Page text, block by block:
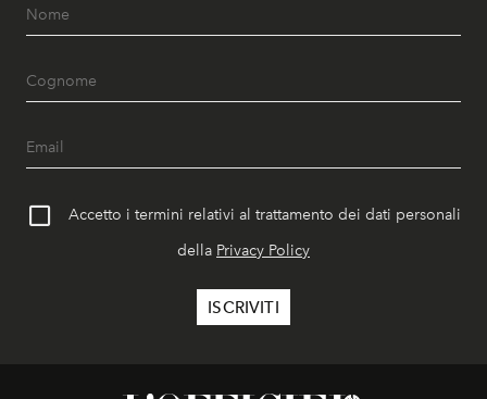
Accetto i termini relativi al trattamento dei dati personali
della Privacy Policy